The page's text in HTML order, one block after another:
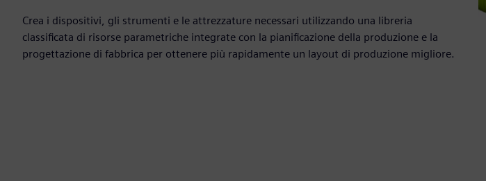
Crea i dispositivi, gli strumenti e le attrezzature necessari utilizzando una libreria
classificata di risorse parametriche integrate con la pianificazione della produzione e la
progettazione di fabbrica per ottenere più rapidamente un layout di produzione migliore.